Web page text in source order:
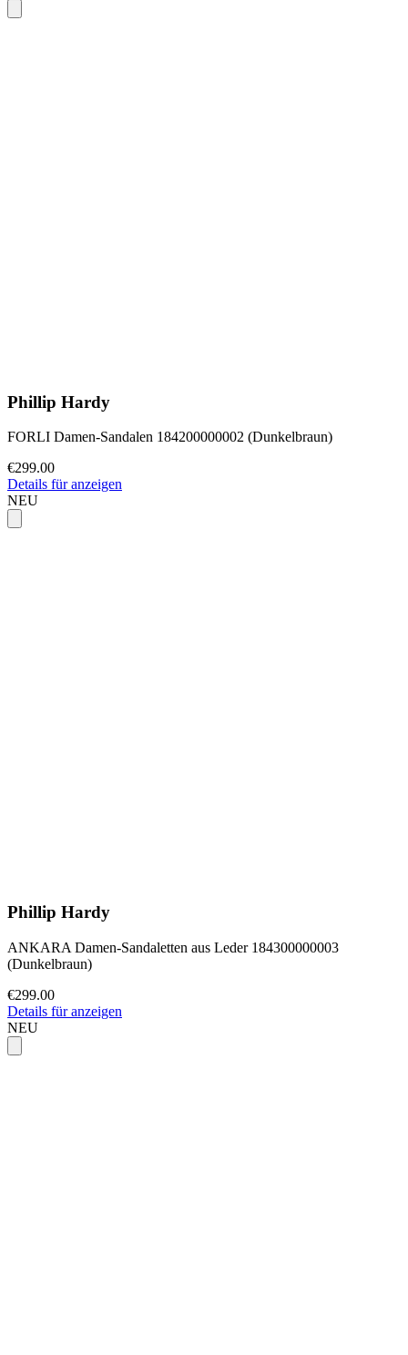
Phillip Hardy
FORLI Damen-Sandalen 184200000002 (Dunkelbraun)
€299.00
Details für anzeigen
NEU
Phillip Hardy
ANKARA Damen-Sandaletten aus Leder 184300000003
(Dunkelbraun)
€299.00
Details für anzeigen
NEU